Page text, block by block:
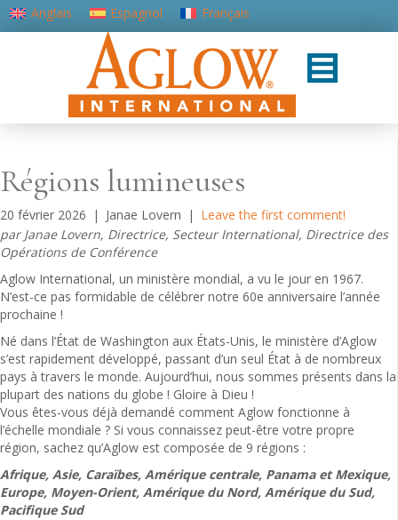
Anglais Espagnol
Français
Portugais - du Portugal
Régions lumineuses
20 février 2026 | Janae Lovern | Leave the first comment!
par Janae Lovern, Directrice, Secteur International, Directrice des
Opérations de Conférence
Aglow International, un ministère mondial, a vu le jour en 1967.
N’est-ce pas formidable de célébrer notre 60e anniversaire l’année
prochaine !
Né dans l’État de Washington aux États-Unis, le ministère d’Aglow
s’est rapidement développé, passant d’un seul État à de nombreux
pays à travers le monde. Aujourd’hui, nous sommes présents dans la
plupart des nations du globe ! Gloire à Dieu !
Vous êtes-vous déjà demandé comment Aglow fonctionne à
l’échelle mondiale ? Si vous connaissez peut-être votre propre
région, sachez qu’Aglow est composée de 9 régions :
Afrique, Asie, Caraïbes, Amérique centrale, Panama et Mexique,
Europe, Moyen-Orient, Amérique du Nord, Amérique du Sud,
Pacifique Sud